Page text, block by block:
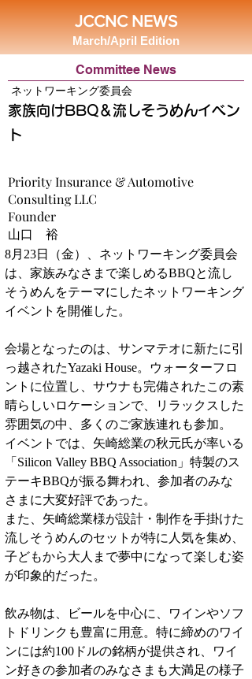
JCCNC NEWS
March/April Edition
Committee News
ネットワーキング委員会
家族向けBBQ＆流しそうめんイベン
ト
Priority Insurance & Automotive
Consulting LLC
Founder
山口 裕
8月23日（金）、ネットワーキング委員会
は、家族みなさまで楽しめるBBQと流し
そうめんをテーマにしたネットワーキング
イベントを開催した。
会場となったのは、サンマテオに新たに引
っ越されたYazaki House。ウォーターフロ
ントに位置し、サウナも完備されたこの素
晴らしいロケーションで、リラックスした
雰囲気の中、多くのご家族連れも参加。
イベントでは、矢崎総業の秋元氏が率いる
「Silicon Valley BBQ Association」特製のス
テーキBBQが振る舞われ、参加者のみな
さまに大変好評であった。
また、矢崎総業様が設計・制作を手掛けた
流しそうめんのセットが特に人気を集め、
子どもから大人まで夢中になって楽しむ姿
が印象的だった。
飲み物は、ビールを中心に、ワインやソフ
トドリンクも豊富に用意。特に締めのワイ
ンには約100ドルの銘柄が提供され、ワイ
ン好きの参加者のみなさまも大満足の様子